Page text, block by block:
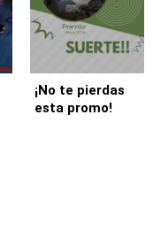
¡No te pierdas
esta promo!